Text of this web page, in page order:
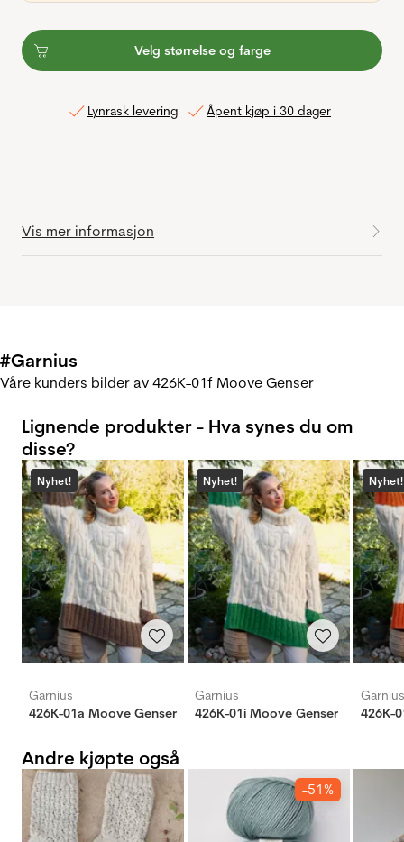
Velg størrelse og farge
Lynrask levering Åpent kjøp i 30 dager
Vis mer informasjon
#Garnius
Våre kunders bilder av 426K-01f Moove Genser
Lignende produkter - Hva synes du om
disse?
Nyhet!
Garnius
426K-01a Moove Genser
Nyhet!
Garnius
426K-01i Moove Genser
Nyhet!
Garnius
426K-
Andre kjøpte også
-51%